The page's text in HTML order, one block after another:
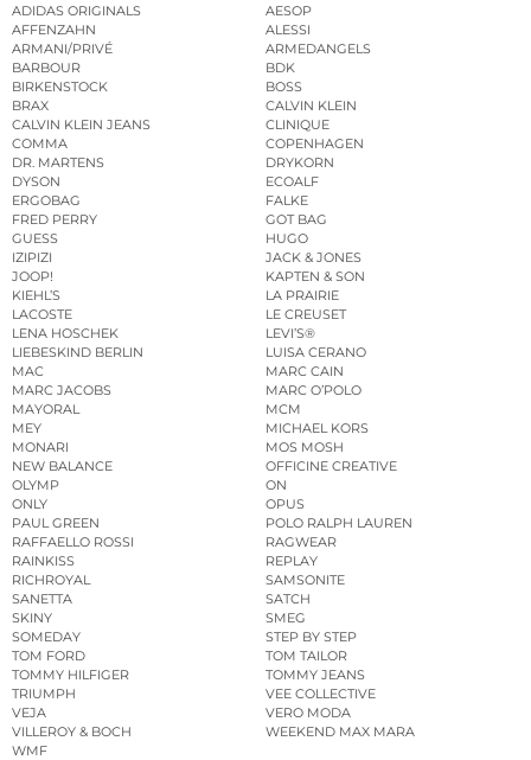
ADIDAS ORIGINALS
AESOP
AFFENZAHN
ALESSI
ARMANI/PRIVÉ
ARMEDANGELS
BARBOUR
BDK
BIRKENSTOCK
BOSS
BRAX
CALVIN KLEIN
CALVIN KLEIN JEANS
CLINIQUE
COMMA
COPENHAGEN
DR. MARTENS
DRYKORN
DYSON
ECOALF
ERGOBAG
FALKE
FRED PERRY
GOT BAG
GUESS
HUGO
IZIPIZI
JACK & JONES
JOOP!
KAPTEN & SON
KIEHL’S
LA PRAIRIE
LACOSTE
LE CREUSET
LENA HOSCHEK
LEVI’S®
LIEBESKIND BERLIN
LUISA CERANO
MAC
MARC CAIN
MARC JACOBS
MARC O’POLO
MAYORAL
MCM
MEY
MICHAEL KORS
MONARI
MOS MOSH
NEW BALANCE
OFFICINE CREATIVE
OLYMP
ON
ONLY
OPUS
PAUL GREEN
POLO RALPH LAUREN
RAFFAELLO ROSSI
RAGWEAR
RAINKISS
REPLAY
RICHROYAL
SAMSONITE
SANETTA
SATCH
SKINY
SMEG
SOMEDAY
STEP BY STEP
TOM FORD
TOM TAILOR
TOMMY HILFIGER
TOMMY JEANS
TRIUMPH
VEE COLLECTIVE
VEJA
VERO MODA
VILLEROY & BOCH
WEEKEND MAX MARA
WMF